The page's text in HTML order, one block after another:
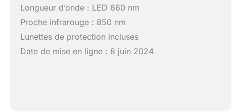
Longueur d’onde : LED 660 nm
Proche infrarouge : 850 nm
Lunettes de protection incluses
Date de mise en ligne : 8 juin 2024